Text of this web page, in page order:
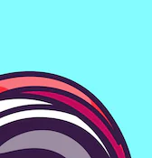
Spaces
AI-assistent
AI-bildgenerator
AI-videogenerator